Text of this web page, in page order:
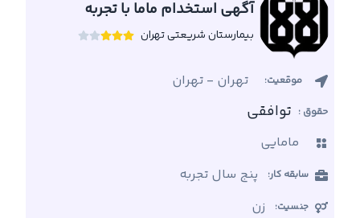
آگهی استخدام ماما با تجربه
بیمارستان شریعتی تهران
موقعیت: تهران- تهران
حقوق : توافقی
مامایی
سابقه کار: پنج سال تجربه
جنسیت: زن